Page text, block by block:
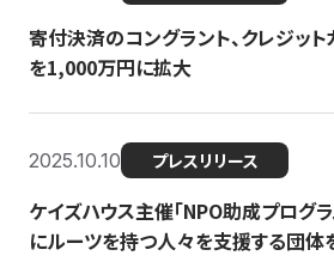
寄付決済のコングラント、クレジッ
を1,000万円に拡大
2025.10.10 プレスリリース
ケイズハウス主催「NPO助成プログ
にルーツを持つ人々を支援する団体